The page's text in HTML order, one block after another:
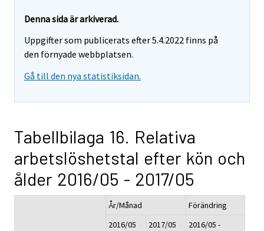
Denna sida är arkiverad.
Uppgifter som publicerats efter 5.4.2022 finns på
den förnyade webbplatsen.
Gå till den nya statistiksidan.
Tabellbilaga 16. Relativa
arbetslöshetstal efter kön och
ålder 2016/05 - 2017/05
År/Månad
Förändring
2016/05
2017/05
2016/05 -